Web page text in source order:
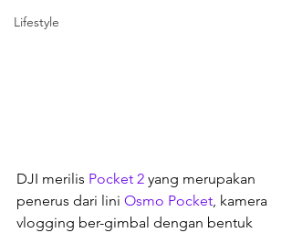
Lifestyle
DJI merilis Pocket 2 yang merupakan
penerus dari lini Osmo Pocket, kamera
vlogging ber-gimbal dengan bentuk